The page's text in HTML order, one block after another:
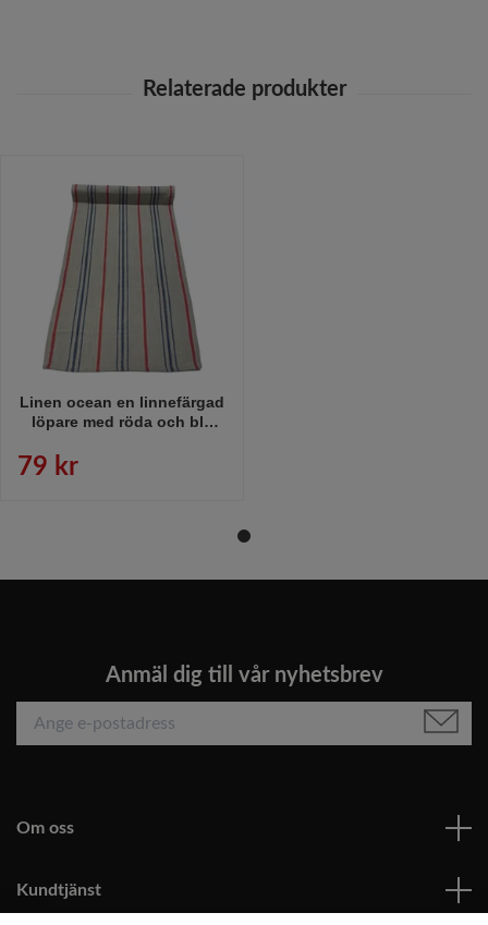
Linen ocean en linnefärgad
löpare med röda och blå
Jakobsdals Textil, mått 40 x
79 kr
Anmäl dig till vår nyhetsbrev
Om oss
Kundtjänst